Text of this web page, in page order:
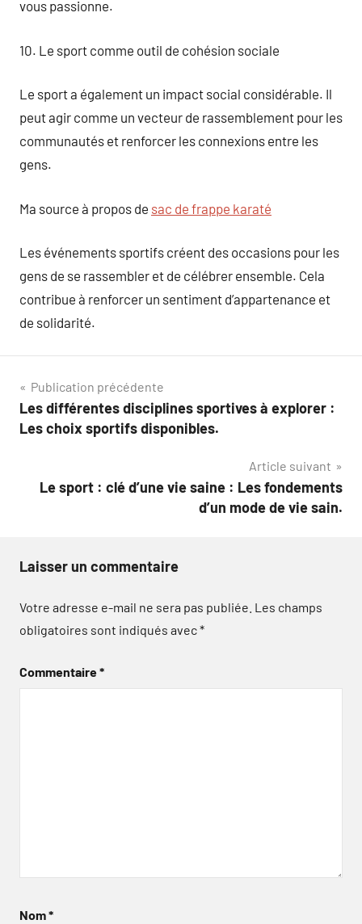
vous passionne.
10. Le sport comme outil de cohésion sociale
Le sport a également un impact social considérable. Il
peut agir comme un vecteur de rassemblement pour les
communautés et renforcer les connexions entre les
gens.
Ma source à propos de sac de frappe karaté
Les événements sportifs créent des occasions pour les
gens de se rassembler et de célébrer ensemble. Cela
contribue à renforcer un sentiment d’appartenance et
de solidarité.
Navigation
de
Publication précédente
Les différentes disciplines sportives à explorer :
Les choix sportifs disponibles.
Article suivant
Le sport : clé d’une vie saine : Les fondements
d’un mode de vie sain.
Laisser un commentaire
Votre adresse e-mail ne sera pas publiée. Les champs
obligatoires sont indiqués avec*
Commentaire*
Nom*